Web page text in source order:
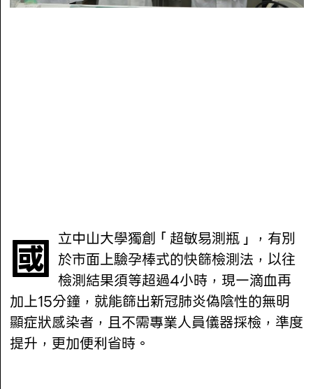
國立中山大學獨創「超敏易測瓶」，有別 於市面上驗孕棒式的快篩檢測法，以往
檢測結果須等超過4小時，現一滴血再
加上15分鐘，就能篩出新冠肺炎偽陰性的無明
顯症狀感染者，且不需專業人員儀器採檢，準度
提升，更加便利省時。